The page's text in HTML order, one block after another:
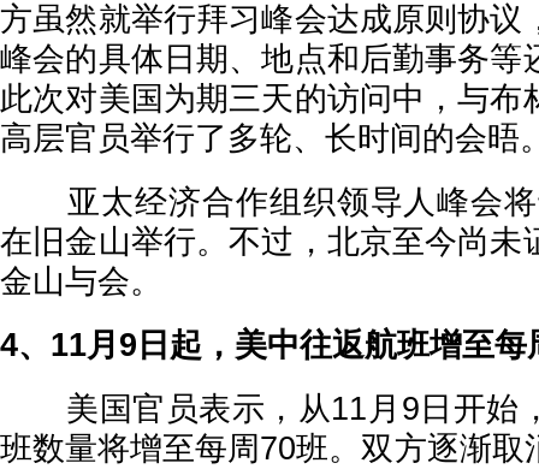
方虽然就举行拜习峰会达成原则协议
峰会的具体日期、地点和后勤事务等
此次对美国为期三天的访问中，与布
高层官员举行了多轮、长时间的会晤
亚太经济合作组织领导人峰会将
在旧金山举行。不过，北京至今尚未
金山与会。
4、11月9日起，美中往返航班增至每
美国官员表示，从11月9日开始
班数量将增至每周70班。双方逐渐取